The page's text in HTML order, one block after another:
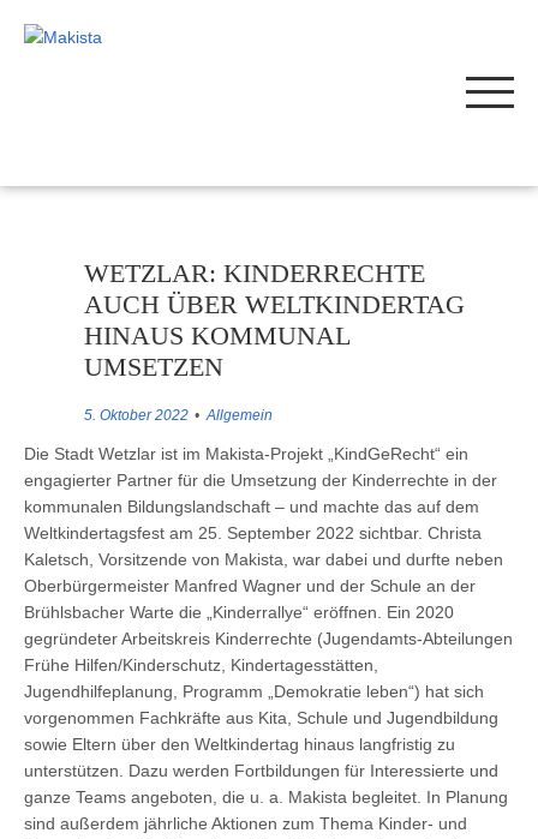
WETZLAR: KINDERRECHTE
AUCH ÜBER WELTKINDERTAG
HINAUS KOMMUNAL
UMSETZEN
5. Oktober 2022 Allgemein
Die Stadt Wetzlar ist im Makista-Projekt „KindGeRecht“ ein
engagierter Partner für die Umsetzung der Kinderrechte in der
kommunalen Bildungslandschaft – und machte das auf dem
Weltkindertagsfest am 25. September 2022 sichtbar. Christa
Kaletsch, Vorsitzende von Makista, war dabei und durfte neben
Oberbürgermeister Manfred Wagner und der Schule an der
Brühlsbacher Warte die „Kinderrallye“ eröffnen. Ein 2020
gegründeter Arbeitskreis Kinderrechte (Jugendamts-Abteilungen
Frühe Hilfen/Kinderschutz, Kindertagesstätten,
Jugendhilfeplanung, Programm „Demokratie leben“) hat sich
vorgenommen Fachkräfte aus Kita, Schule und Jugendbildung
sowie Eltern über den Weltkindertag hinaus langfristig zu
unterstützen. Dazu werden Fortbildungen für Interessierte und
ganze Teams angeboten, die u. a. Makista begleitet. In Planung
sind außerdem jährliche Aktionen zum Thema Kinder- und